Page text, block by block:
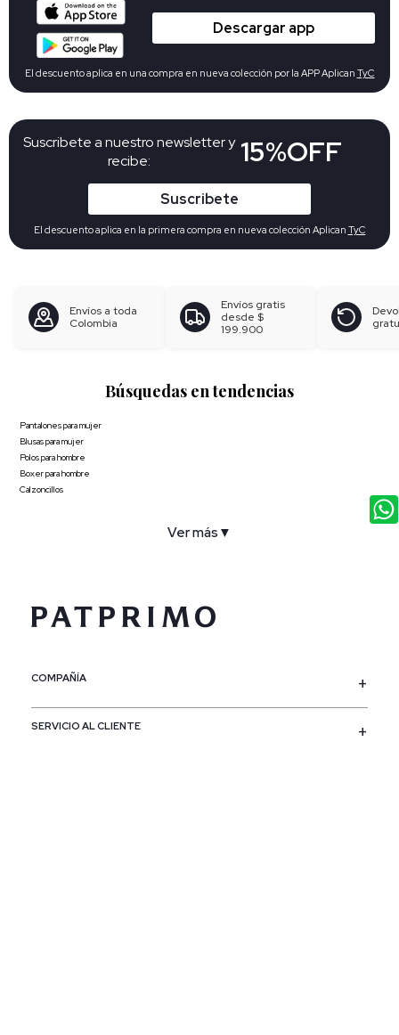
Suscribete a nuestro newsletter y
recibe:
15%OFF
Suscribete
El descuento aplica en la primera compra en nueva colección Aplican TyC
Descargar app
El descuento aplica en una compra en nueva colección por la APP Aplican TyC
Envíos a toda
Colombia
Envíos gratis
desde $
199.900
Búsquedas en tendencias
Pantalones para mujer
Blusas para mujer
Polos para hombre
Boxer para hombre
Calzoncillos
Ver más ▼
COMPAÑÍA
SERVICIO AL CLIENTE